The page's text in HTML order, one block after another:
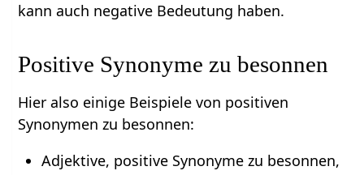
kann auch negative Bedeutung haben.
Positive Synonyme zu besonnen
Hier also einige Beispiele von positiven
Synonymen zu besonnen:
Adjektive, positive Synonyme zu besonnen,